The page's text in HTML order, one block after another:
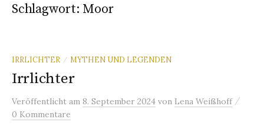
Schlagwort: Moor
IRRLICHTER / MYTHEN UND LEGENDEN
Irrlichter
Veröffentlicht am 8. September 2024 von Lena Weißhoff /
0 Kommentare